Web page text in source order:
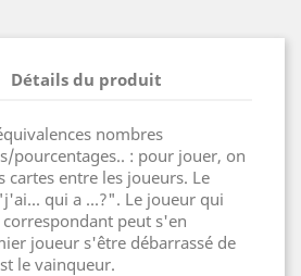
Détails du produit
nombres
pourcentages.. : pour jouer, on
cartes entre les joueurs. Le
qui a ...?". Le joueur qui
peut s'en
joueur s'être débarrassé de
le vainqueur.